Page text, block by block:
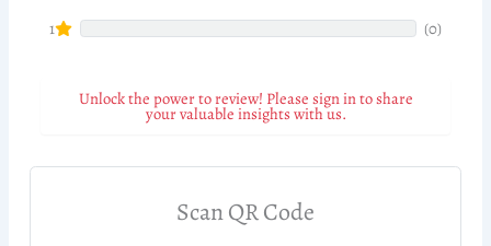
1
(0)
Unlock the power to review! Please sign in to share
your valuable insights with us.
Scan QR Code